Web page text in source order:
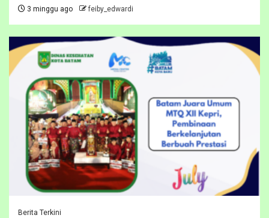
3 minggu ago feiby_edwardi
Berita Terkini